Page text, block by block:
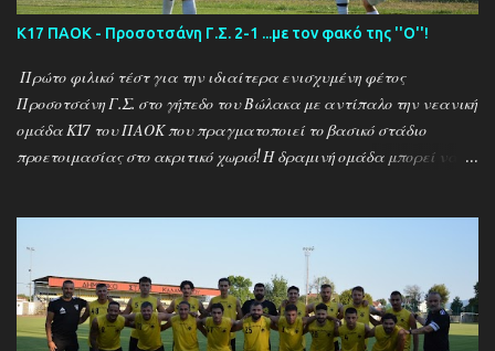
Κ17 ΠΑΟΚ - Προσοτσάνη Γ.Σ. 2-1 ...με τον φακό της ''Ο''!
Πρώτο φιλικό τέστ για την ιδιαίτερα ενισχυμένη φέτος
Προσοτσάνη Γ.Σ. στο γήπεδο του Βώλακα με αντίπαλο την νεανική
ομάδα Κ17 του ΠΑΟΚ που πραγματοποιεί το βασικό στάδιο
προετοιμασίας στο ακριτικό χωριό! Η δραμινή ομάδα μπορεί να
κινήσεις και σίγουρα θέλει τον απαραίτητο χρόνο για να ''δέσει''
ως σύνολο , με τον ''Ψηλό'' Γιάννη Ιωαννίδη να δίνει χρόνο
συμμετοχής σε όλους τους διαθέσιμους ποδοσφαιριστές.. Ο ΠΑΟΚ
προηγήθηκε με τον Ζέκα ωστόσο ο Μουρατίδης στο 30΄έφερε το